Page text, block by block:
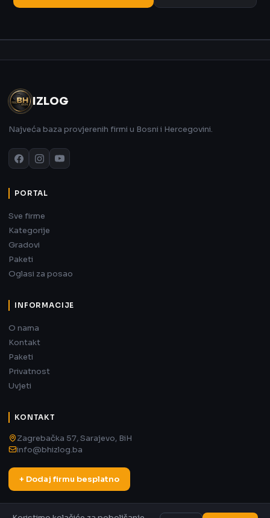
IZLOG
Najveća baza provjerenih firmi u Bosni i Hercegovini.
PORTAL
Sve firme
Kategorije
Gradovi
Paketi
Oglasi za posao
INFORMACIJE
O nama
Kontakt
Paketi
Privatnost
Uvjeti
KONTAKT
Zagrebačka 57, Sarajevo, BiH
info@bhizlog.ba
+ Dodaj firmu besplatno